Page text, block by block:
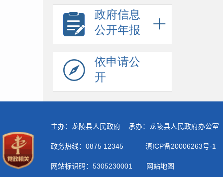
政府信息
公开年报
依申请公
开